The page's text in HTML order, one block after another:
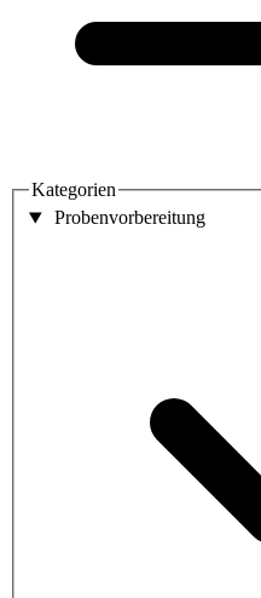
Kategorien
Probenvorbereitung